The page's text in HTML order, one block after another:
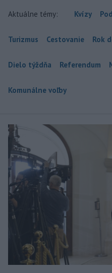
Aktuálne témy: Kvízy
Turizmus Cestovanie Rok
Dielo týždňa Referendum
Komunálne voľby